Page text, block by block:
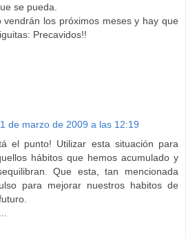
se pueda.
vendrán los próximos meses y hay que
Precavidos!!
de marzo de 2009 a las 12:19
el punto! Utilizar esta situación para
hábitos que hemos acumulado y
Que esta, tan mencionada
para mejorar nuestros habitos de